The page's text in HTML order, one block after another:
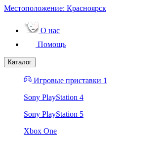
Местоположение: Красноярск
О нас
Помощь
Каталог
Игровые приставки 1
Sony PlayStation 4
Sony PlayStation 5
Xbox One